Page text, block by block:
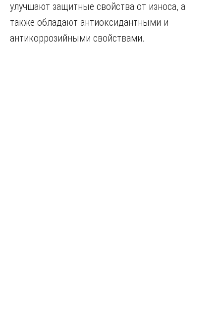
улучшают защитные свойства от износа, а
также обладают антиоксидантными и
антикоррозийными свойствами.